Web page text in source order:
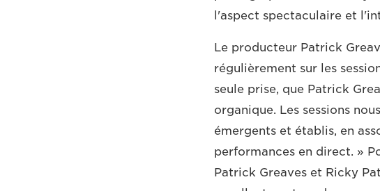
l'aspect spectaculaire et
Le producteur Patrick
régulièrement sur les
seule prise, que Patrick
organique. Les sessions
émergents et établis, en
performances en direct. »
Patrick Greaves et Ricky